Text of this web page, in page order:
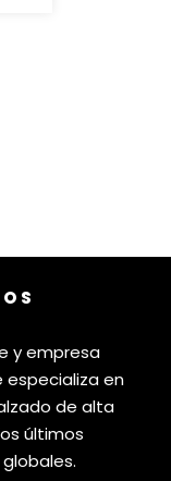
y empresa
especializa en
de alta
últimos